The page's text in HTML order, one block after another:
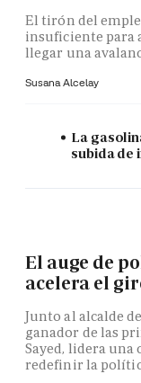
El tirón del
insuficiente para
llegar una
Susana Alcelay
La
subida de
El auge de
acelera el
Junto al alcalde
ganador de las
Sayed, lidera
redefinir la